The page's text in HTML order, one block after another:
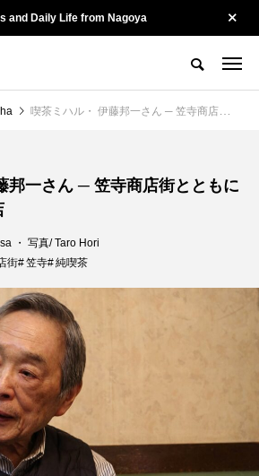
T.hori
/ T. Hori
Kotonoha
山勝染工・中村剛大さ
ん ー 守るために、変
T. Hori
and Daily Life from Nagoya
喫茶ミハル・ 伊藤邦一さん ─ 笠寺商店街とともに歩んできた喫茶店
邦一さん ─ 笠寺商店街とともに
・ 写真/ Taro Hori
街 笠寺 純喫茶